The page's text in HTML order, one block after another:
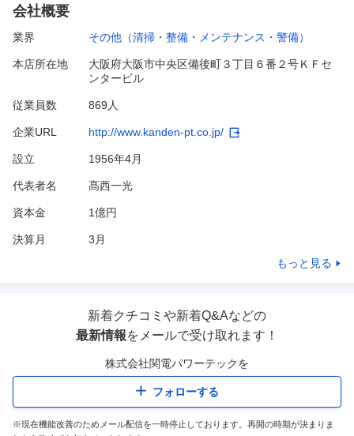
会社概要
業界 その他（清掃・整備・メンテナンス・警備）
本店所在地
大阪府大阪市中央区備後町３丁目６番２号ＫＦセ
ンタービル
従業員数 869人
企業URL http://www.kanden-pt.co.jp/
設立 1956年4月
代表者名 髙西一光
資本金 1億円
決算月 3 月
もっと見る
新着クチコミや新着Q&Aなどの
最新情報をメールで受け取れます！
株式会社関電パワーテックを
フォローする
※現在機能改善のためメール配信を一時停止しております。再開の時期が決まりま